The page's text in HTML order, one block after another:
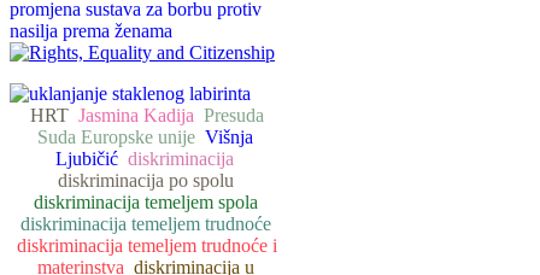
HRT Jasmina Kadija Presuda
Suda Europske unije Višnja
Ljubičić diskriminacija
diskriminacija po spolu
diskriminacija temeljem spola
diskriminacija temeljem trudnoće
diskriminacija temeljem trudnoće i
materinstva diskriminacija u